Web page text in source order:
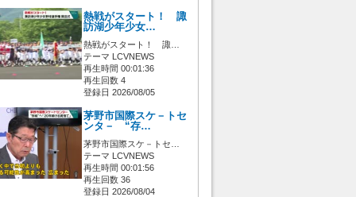
熱戦がスタート！ 諏
訪湖少年少女…
熱戦がスタート！ 諏…
テーマ LCVNEWS
再生時間 00:01:36
再生回数 4
登録日 2026/08/05
茅野市国際スケ－トセ
ンタ－ “存…
茅野市国際スケ－トセ…
テーマ LCVNEWS
再生時間 00:01:56
再生回数 36
登録日 2026/08/04